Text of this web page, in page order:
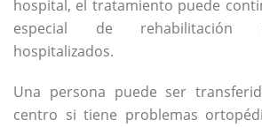
hospital, el tratamiento puede
especial de rehabilitación
hospitalizados.
Una persona puede ser
centro si tiene problemas